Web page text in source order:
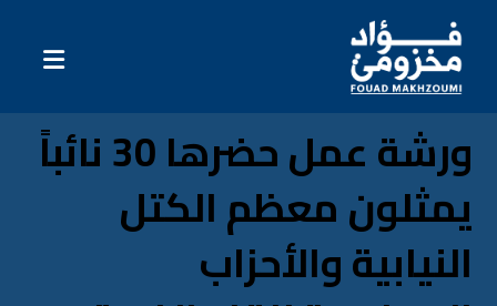
ورشة عمل حضرها 30 نائباً
يمثلون معظم الكتل
النيابية والأحزاب